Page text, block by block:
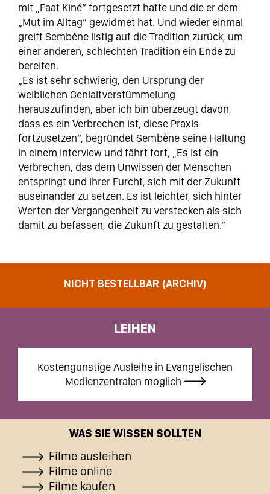
mit „Faat Kiné“ fortgesetzt hatte und die er dem
„Mut im Alltag“ gewidmet hat. Und wieder einmal
greift Sembène listig auf die Tradition zurück, um
einer anderen, schlechten Tradition ein Ende zu
bereiten.
„Es ist sehr schwierig, den Ursprung der
weiblichen Genialtverstümmelung
herauszufinden, aber ich bin überzeugt davon,
dass es ein Verbrechen ist, diese Praxis
fortzusetzen“, begründet Sembène seine Haltung
in einem Interview und fährt fort, „Es ist ein
Verbrechen, das dem Unwissen der Menschen
entspringt und ihrer Furcht, sich mit der Zukunft
auseinander zu setzen. Es ist leichter, sich hinter
Werten der Vergangenheit zu verstecken als sich
damit zu befassen, die Zukunft zu gestalten.“
LEIHEN
Kostengünstige Ausleihe in Evangelischen
Medienzentralen möglich
NICHT BESTELLBAR (ARCHIV)
WAS SIE WISSEN SOLLTEN
Filme ausleihen
Filme online
Filme kaufen